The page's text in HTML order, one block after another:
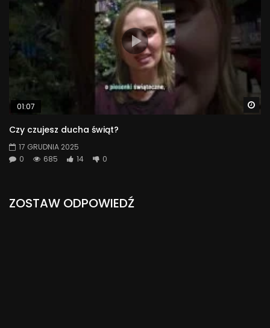
01:07
Czy czujesz ducha świąt?
17 GRUDNIA 2025
0
685 14 0
ZOSTAW ODPOWIEDŹ